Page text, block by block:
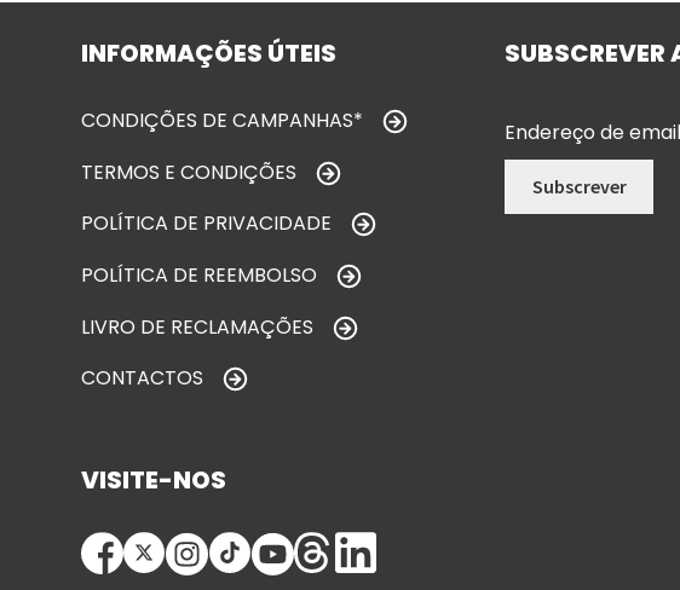
INFORMAÇÕES ÚTEIS
CONDIÇÕES DE CAMPANHAS*
TERMOS E CONDIÇÕES
POLÍTICA DE PRIVACIDADE
POLÍTICA DE REEMBOLSO
LIVRO DE RECLAMAÇÕES
CONTACTOS
SUBSCREVER
Endereço de
VISITE-NOS